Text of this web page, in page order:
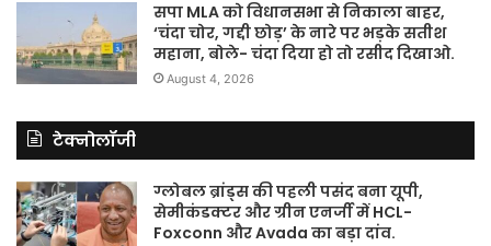
सपा MLA को विधानसभा से निकाला बाहर,
‘चंदा चोर, गद्दी छोड़’ के नारे पर भड़के सतीश
महाना, बोले- चंदा दिया हो तो रसीद दिखाओ.
August 4, 2026
टेक्नोलॉजी
ग्लोबल ब्रांड्स की पहली पसंद बना यूपी,
सेमीकंडक्टर और ग्रीन एनर्जी में HCL-
Foxconn और Avada का बड़ा दांव.